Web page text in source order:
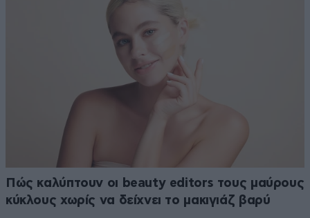
Πώς καλύπτουν οι beauty editors τους μαύρους
κύκλους χωρίς να δείχνει το μακιγιάζ βαρύ